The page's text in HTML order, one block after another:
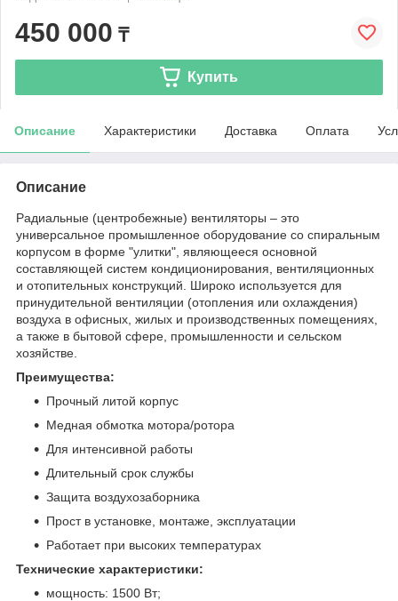
450 000 ₸
Купить
Описание Характеристики Доставка Оплата
Описание
Радиальные (центробежные) вентиляторы – это
универсальное промышленное оборудование со спиральным
корпусом в форме "улитки", являющееся основной
составляющей систем кондиционирования, вентиляционных
и отопительных конструкций. Широко используется для
принудительной вентиляции (отопления или охлаждения)
воздуха в офисных, жилых и производственных помещениях,
а также в бытовой сфере, промышленности и сельском
хозяйстве.
Преимущества:
Прочный литой корпус
Медная обмотка мотора/ротора
Для интенсивной работы
Длительный срок службы
Защита воздухозаборника
Прост в установке, монтаже, эксплуатации
Работает при высоких температурах
Технические характеристики:
мощность: 1500 Вт;